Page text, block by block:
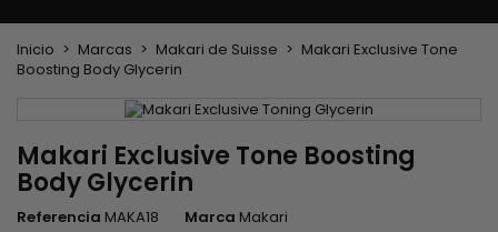
Inicio Marcas Makari de Suisse
Makari Exclusive Tone
Boosting Body Glycerin
Makari Exclusive Tone Boosting
Body Glycerin
Referencia MAKA18 Marca Makari